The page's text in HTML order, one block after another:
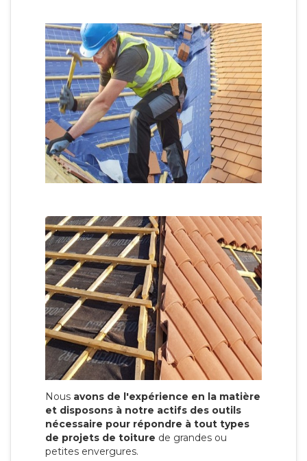
Nous avons de l'expérience en la matière
et disposons à notre actifs des outils
nécessaire pour répondre à tout types
de projets de toiture de grandes ou
petites envergures.